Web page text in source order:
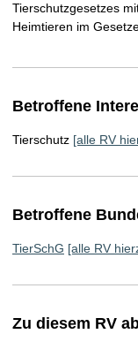
Tierschutzgesetzes
Heimtieren im
Betroffene
Tierschutz [alle RV
Betroffene
TierSchG [alle RV
Zu diesem RV